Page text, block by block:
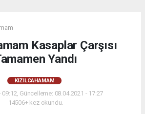
Kasaplar Çarşısı
Yandı
KIZILCAHAMAM
09:12, Güncelleme: 08.04.2021 - 17:27
14506+ kez okundu.